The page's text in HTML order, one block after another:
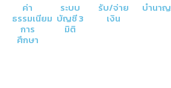
ค่า
ธรรมเนียม
การ
ศึกษา
ระบบ
บัญชี 3
มิติ
รับ/จ่าย
เงิน
บำนาญ